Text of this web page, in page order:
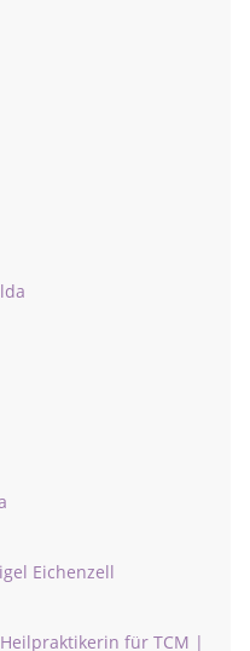
Eichenzell
für TCM |